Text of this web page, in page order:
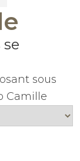
sous
Camille